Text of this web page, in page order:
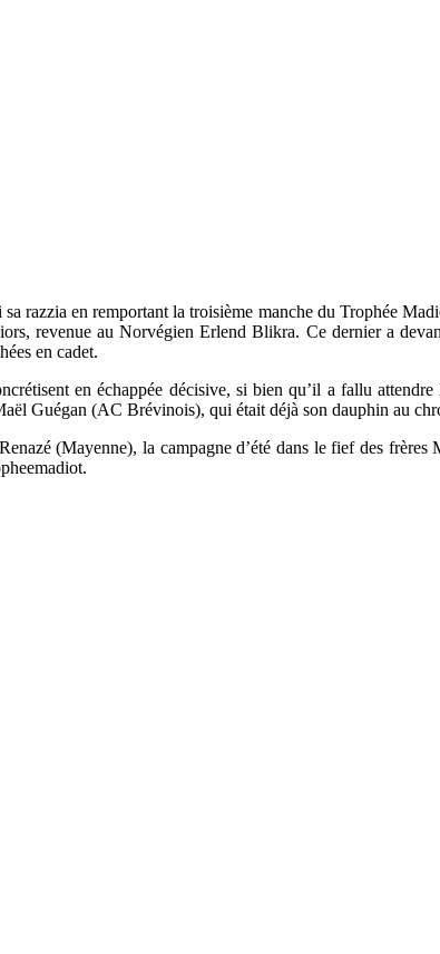
razzia en remportant la troisième manche du Trophée
revenue au Norvégien Erlend Blikra. Ce dernier a
en cadet.
en échappée décisive, si bien qu’il a fallu
Guégan (AC Brévinois), qui était déjà son dauphin au
(Mayenne), la campagne d’été dans le fief des